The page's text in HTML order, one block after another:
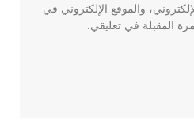
والموقع الإلكتروني في
المقبلة في تعليقي.